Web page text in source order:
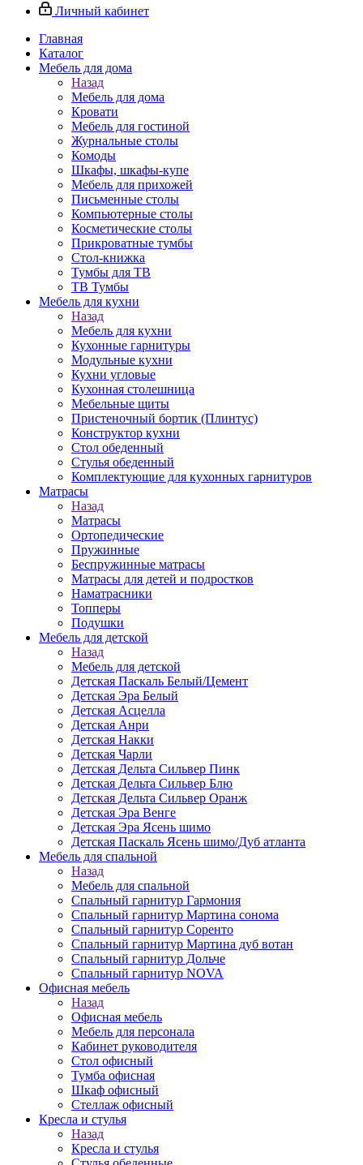
Личный кабинет
Главная
Каталог
Мебель для дома
Назад
Мебель для дома
Кровати
Мебель для гостиной
Журнальные столы
Комоды
Шкафы, шкафы-купе
Мебель для прихожей
Письменные столы
Компьютерные столы
Косметические столы
Прикроватные тумбы
Стол-книжка
Тумбы для ТВ
ТВ Тумбы
Мебель для кухни
Назад
Мебель для кухни
Кухонные гарнитуры
Модульные кухни
Кухни угловые
Кухонная столешница
Мебельные щиты
Пристеночный бортик (Плинтус)
Конструктор кухни
Стол обеденный
Стулья обеденный
Комплектующие для кухонных гарнитуров
Матраcы
Назад
Матраcы
Ортопедические
Пружинные
Беспружинные матрасы
Матрасы для детей и подростков
Наматрасники
Топперы
Подушки
Мебель для детской
Назад
Мебель для детской
Детская Паскаль Белый/Цемент
Детская Эра Белый
Детская Асцелла
Детская Анри
Детская Накки
Детская Чарли
Детская Дельта Сильвер Пинк
Детская Дельта Сильвер Блю
Детская Дельта Сильвер Оранж
Детская Эра Венге
Детская Эра Ясень шимо
Детская Паскаль Ясень шимо/Дуб атланта
Мебель для спальной
Назад
Мебель для спальной
Спальный гарнитур Гармония
Спальный гарнитур Мартина сонома
Спальный гарнитур Соренто
Спальный гарнитур Мартина дуб вотан
Спальный гарнитур Дольче
Спальный гарнитур NOVA
Офисная мебель
Назад
Офисная мебель
Мебель для персонала
Кабинет руководителя
Стол офисный
Тумба офисная
Шкаф офисный
Стеллаж офисный
Кресла и стулья
Назад
Кресла и стулья